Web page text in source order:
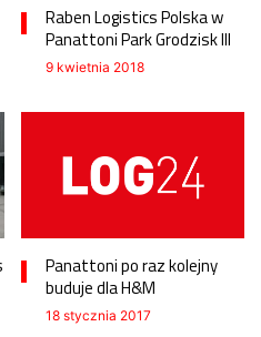
Raben Logistics Polska w
Panattoni Park Grodzisk III
9 kwietnia 2018
Panattoni po raz kolejny
buduje dla H&M
18 stycznia 2017